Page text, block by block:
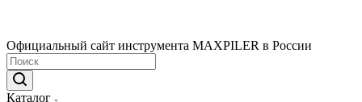
Официальный сайт инструмента MAXPILER в России
Каталог